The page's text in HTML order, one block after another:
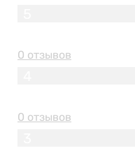
0 отзывов
0 отзывов